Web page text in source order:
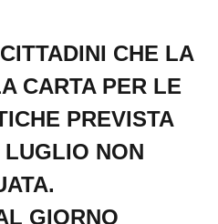
CHE LA
CARTA PER LE
PREVISTA
NON
GIORNO